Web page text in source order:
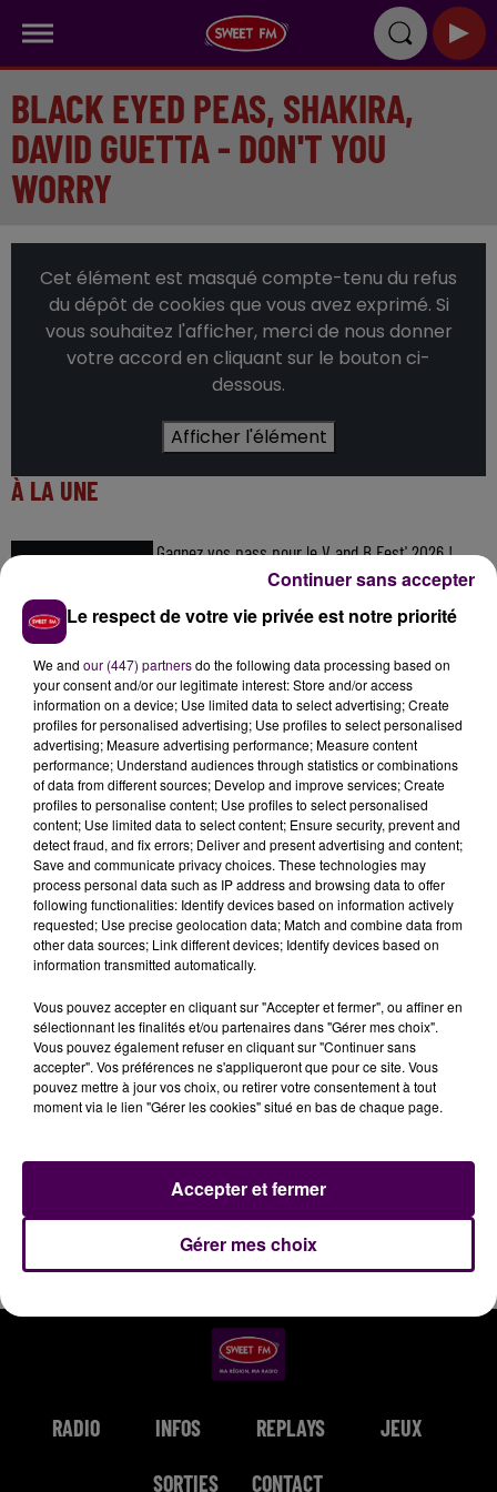
BLACK EYED PEAS, SHAKIRA,
DAVID GUETTA - DON'T YOU
WORRY
Cet élément est masqué compte-tenu du refus
du dépôt de cookies que vous avez exprimé. Si
vous souhaitez l'afficher, merci de nous donner
votre accord en cliquant sur le bouton ci-
dessous.
Afficher l'élément
À LA UNE
Gagnez vos pass pour le V and B Fest' 2026 !
Inscrivez-vous au casting The Voice & The Voice
Kids !
Gagnez vos entrées pour Papéa Parc !
DERNIERS TITRES
6h03
6h03
Soleil Bleu
5h57
5h57
SOPRANO
Dj
5h53
5h53
Love Me Like You
RADIO INFOS REPLAYS JEUX
SORTIES CONTACT
Le respect de votre vie privée est notre priorité
We and our (447) partnersdo the following data processing based on
your consent and/or our legitimate interest: Store and/or access
information on a device; Use limited data to select advertising; Create
profiles for personalised advertising; Use profiles to select personalised
advertising; Measure advertising performance; Measure content
performance; Understand audiences through statistics or combinations
of data from different sources; Develop and improve services; Create
profiles to personalise content; Use profiles to select personalised
content; Use limited data to select content; Ensure security, prevent and
detect fraud, and fix errors; Deliver and present advertising and content;
Save and communicate privacy choices. These technologies may
process personal data such as IP address and browsing data to offer
following functionalities: Identify devices based on information actively
requested; Use precise geolocation data; Match and combine data from
other data sources; Link different devices; Identify devices based on
information transmitted automatically.
Vous pouvez accepter en cliquant sur "Accepter et fermer", ou affiner en
sélectionnant les finalités et/ou partenaires dans "Gérer mes choix".
Vous pouvez également refuser en cliquant sur "Continuer sans
accepter". Vos préférences ne s'appliqueront que pour ce site. Vous
pouvez mettre à jour vos choix, ou retirer votre consentement à tout
moment via le lien "Gérer les cookies" situé en bas de chaque page.
Gérer mes choix
Accepter et fermer
Continuer sans accepter